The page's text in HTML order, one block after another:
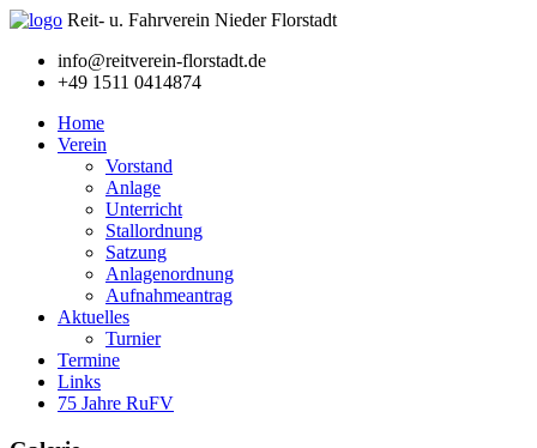
Reit- u. Fahrverein Nieder Florstadt
info@reitverein-florstadt.de
+49 1511 0414874
Home
Verein
Vorstand
Anlage
Unterricht
Stallordnung
Satzung
Anlagenordnung
Aufnahmeantrag
Aktuelles
Turnier
Termine
Links
75 Jahre RuFV